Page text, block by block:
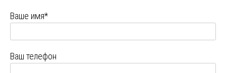
Ваше имя*
Ваш телефон